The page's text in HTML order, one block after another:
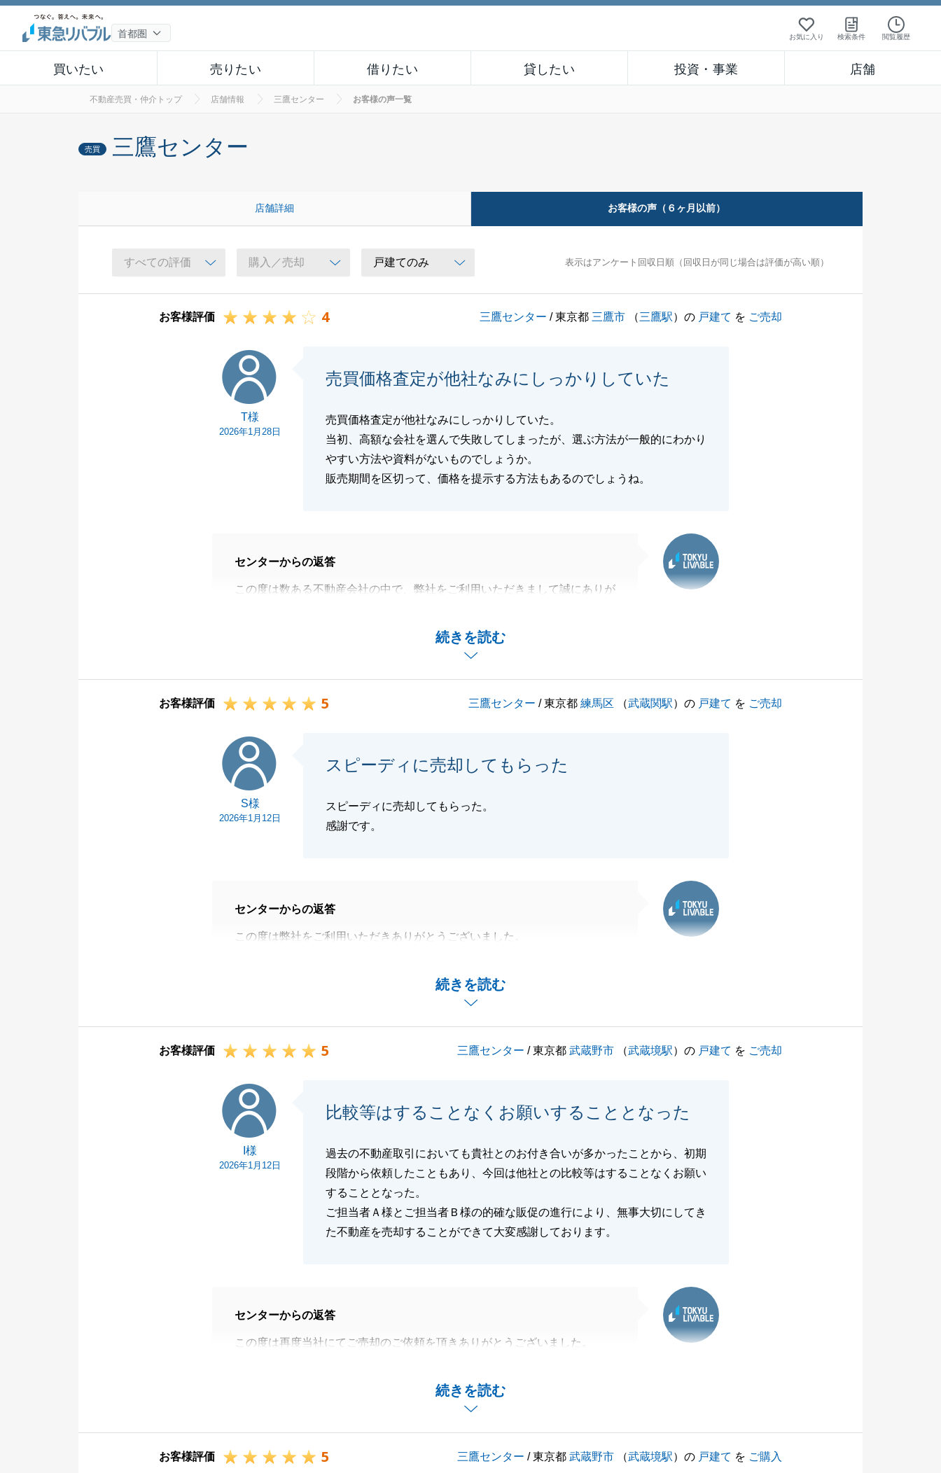
お気に入り 検索条件 閲覧履歴
買いたい 売りたい 借りたい 貸したい 投資・事業 店舗
不動産売買・仲介トップ 店舗情報 三鷹センター お客様の声一覧
売買 三鷹センター
店舗詳細 お客様の声（６ヶ月以前）
表示はアンケート回収日順（回収日が同じ場合は評価が高い順）
お客様評価 4 三鷹センター / 東京都 三鷹市 （三鷹駅）の 戸建て を ご売却
T様
2026年1月28日
売買価格査定が他社なみにしっかりしていた
売買価格査定が他社なみにしっかりしていた。
当初、高額な会社を選んで失敗してしまったが、選ぶ方法が一般的にわかり
やすい方法や資料がないものでしょうか。
販売期間を区切って、価格を提示する方法もあるのでしょうね。
続きを読む
センターからの返答
この度は数ある不動産会社の中で、弊社をご利用いただきまして誠にありが
また、丁寧なアンケートまでいただき、深く感謝申し上げます。
大切なご所有不動産のご売却を他社様から引き継がせていただき、T様より
今後とも東急リバブルをご愛顧の程、よろしくお願いいたします。
お客様評価 5 三鷹センター / 東京都練馬区 （武蔵関駅）の 戸建て を ご売却
S様
2026年1月12日
スピーディに売却してもらった
スピーディに売却してもらった。
感謝です。
続きを読む
センターからの返答
この度は弊社をご利用いただきありがとうございました。
でき、お引渡しまでスムーズなお手続きになったものと考えます。
微力ながらS様のお力添えができたことを大変嬉しく存じます。
お客様評価 5 三鷹センター / 東京都武蔵野市 （武蔵境駅）の 戸建て を ご売却
I様
2026年1月12日
比較等はすることなくお願いすることとなった
過去の不動産取引においても貴社とのお付き合いが多かったことから、初期
段階から依頼したこともあり、今回は他社との比較等はすることなくお願い
することとなった。
ご担当者Ａ様とご担当者Ｂ様の的確な販促の進行により、無事大切にしてき
た不動産を売却することができて大変感謝しております。
続きを読む
センターからの返答
この度は再度当社にてご売却のご依頼を頂きありがとうございました。
ちよく買主様に引き継ぐことが出来ました。重ねて御礼申し上げます。
今後何かまた弊社でお役に立てることがございましたら、お気軽にお申し付
お客様評価 5 三鷹センター / 東京都武蔵野市 （武蔵境駅）の 戸建て を ご購入